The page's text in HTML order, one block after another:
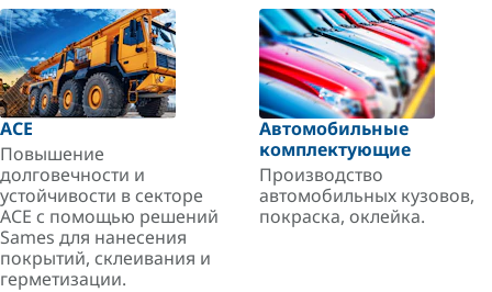
ACE
Повышение
долговечности и
устойчивости в секторе
ACE с помощью решений
Sames для нанесения
покрытий, склеивания и
герметизации.
Автомобильные
комплектующие
Производство
автомобильных кузовов,
покраска, оклейка.